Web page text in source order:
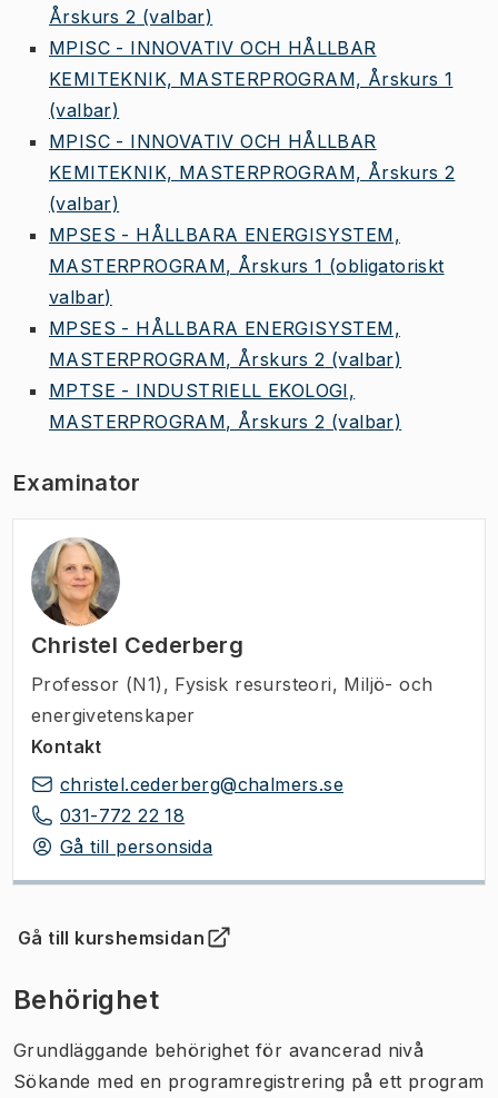
Årskurs 2 (valbar)
MPISC - INNOVATIV OCH HÅLLBAR
KEMITEKNIK, MASTERPROGRAM, Årskurs 1
(valbar)
MPISC - INNOVATIV OCH HÅLLBAR
KEMITEKNIK, MASTERPROGRAM, Årskurs 2
(valbar)
MPSES - HÅLLBARA ENERGISYSTEM,
MASTERPROGRAM, Årskurs 1 (obligatoriskt
valbar)
MPSES - HÅLLBARA ENERGISYSTEM,
MASTERPROGRAM, Årskurs 2 (valbar)
MPTSE - INDUSTRIELL EKOLOGI,
MASTERPROGRAM, Årskurs 2 (valbar)
Examinator
Christel Cederberg
Professor (N1) , Fysisk resursteori, Miljö- och
energivetenskaper
Kontakt
christel.cederberg@chalmers.se
031-772 22 18
Gå till personsida
Gå till kurshemsidan
(Öppnas i ny flik)
Behörighet
Grundläggande behörighet för avancerad nivå
Sökande med en programregistrering på ett program